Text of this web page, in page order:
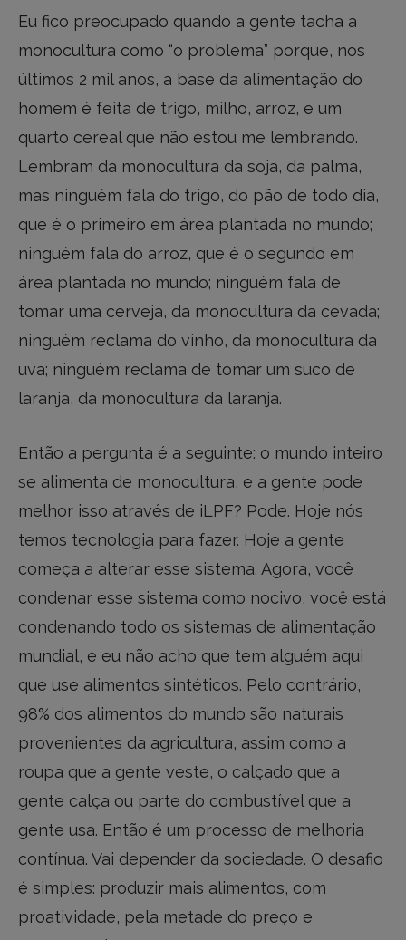
Eu fico preocupado quando a gente tacha a
monocultura como “o problema” porque, nos
últimos 2 mil anos, a base da alimentação do
homem é feita de trigo, milho, arroz, e um
quarto cereal que não estou me lembrando.
Lembram da monocultura da soja, da palma,
mas ninguém fala do trigo, do pão de todo dia,
que é o primeiro em área plantada no mundo;
ninguém fala do arroz, que é o segundo em
área plantada no mundo; ninguém fala de
tomar uma cerveja, da monocultura da cevada;
ninguém reclama do vinho, da monocultura da
uva; ninguém reclama de tomar um suco de
laranja, da monocultura da laranja.
Então a pergunta é a seguinte: o mundo inteiro
se alimenta de monocultura, e a gente pode
melhor isso através de iLPF? Pode. Hoje nós
temos tecnologia para fazer. Hoje a gente
começa a alterar esse sistema. Agora, você
condenar esse sistema como nocivo, você está
condenando todo os sistemas de alimentação
mundial, e eu não acho que tem alguém aqui
que use alimentos sintéticos. Pelo contrário,
98% dos alimentos do mundo são naturais
provenientes da agricultura, assim como a
roupa que a gente veste, o calçado que a
gente calça ou parte do combustível que a
gente usa. Então é um processo de melhoria
contínua. Vai depender da sociedade. O desafio
é simples: produzir mais alimentos, com
proatividade, pela metade do preço e